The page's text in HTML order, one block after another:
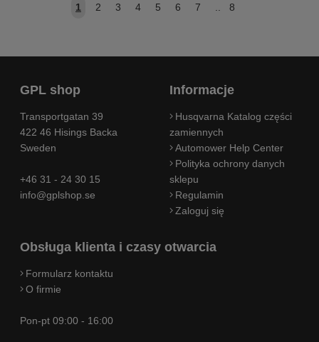
1 2 3 4 5 6 7 8
GPL shop
Transportgatan 39
422 46 Hisings Backa
Sweden
+46 31 - 24 30 15
info@gplshop.se
Informacje
Husqvarna Katalog części
zamiennych
Automower Help Center
Polityka ochrony danych
sklepu
Regulamin
Zaloguj się
Obsługa klienta i czasy otwarcia
Formularz kontaktu
O firmie
Pon-pt 09:00 - 16:00